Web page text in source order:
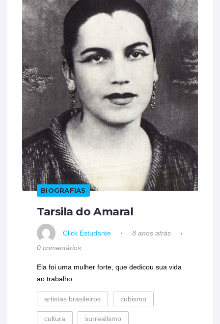
BIOGRAFIAS
Tarsila do Amaral
Click Estudante
8 anos atrás
0 comentários
Ela foi uma mulher forte, que dedicou sua vida
ao trabalho.
artistas brasileiros cubismo
cultura surrealismo